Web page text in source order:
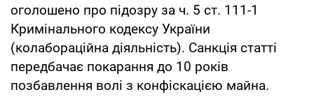
оголошено про підозру за ч. 5 ст. 111-1
Кримінального кодексу України
(колабораційна діяльність). Санкція статті
передбачає покарання до 10 років
позбавлення волі з конфіскацією майна.